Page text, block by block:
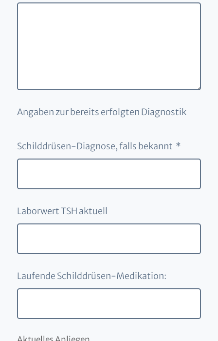
Angaben zur bereits erfolgten Diagnostik
Schilddrüsen-Diagnose, falls bekannt *
Laborwert TSH aktuell
Laufende Schilddrüsen-Medikation: